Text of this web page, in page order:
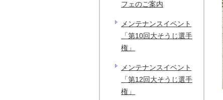
フェのご案内
メンテナンスイベント
「第10回大そうじ選手
権」
メンテナンスイベント
「第12回大そうじ選手
権」